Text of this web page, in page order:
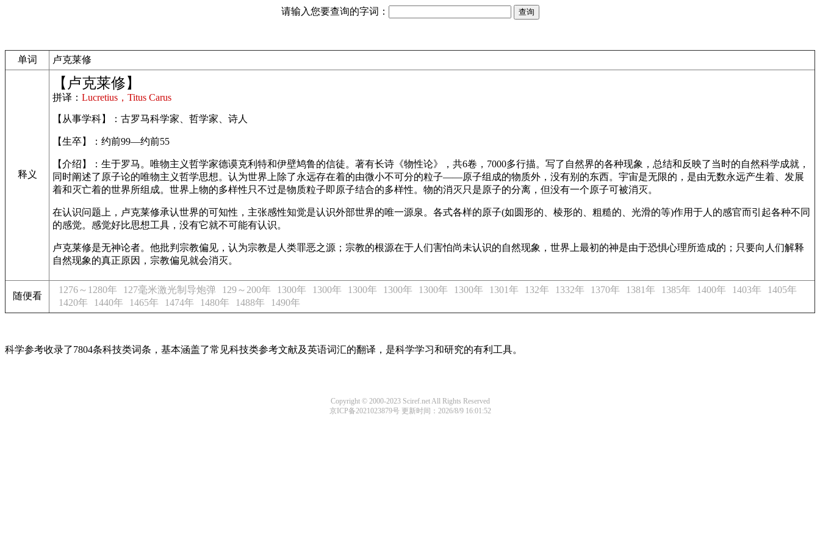
请输入您要查询的字词：
单词 卢克莱修
释义
【卢克莱修】
拼译： Lucretius，Titus Carus
【从事学科】：古罗马科学家、哲学家、诗人
【生卒】：约前99—约前55
【介绍】：生于罗马。唯物主义哲学家德谟克利特和伊壁鸠鲁的信徒。著有长诗《物性论》，共6卷，7000多行描。写了自然界的各种现象，总结和反映了当时的自然科学成就，
同时阐述了原子论的唯物主义哲学思想。认为世界上除了永远存在着的由微小不可分的粒子——原子组成的物质外，没有别的东西。宇宙是无限的，是由无数永远产生着、发展
着和灭亡着的世界所组成。世界上物的多样性只不过是物质粒子即原子结合的多样性。物的消灭只是原子的分离，但没有一个原子可被消灭。
在认识问题上，卢克莱修承认世界的可知性，主张感性知觉是认识外部世界的唯一源泉。各式各样的原子(如圆形的、棱形的、粗糙的、光滑的等)作用于人的感官而引起各种不同
的感觉。感觉好比思想工具，没有它就不可能有认识。
卢克莱修是无神论者。他批判宗教偏见，认为宗教是人类罪恶之源；宗教的根源在于人们害怕尚未认识的自然现象，世界上最初的神是由于恐惧心理所造成的；只要向人们解释
自然现象的真正原因，宗教偏见就会消灭。
随便看
1276～1280年 127毫米激光制导炮弹 129～200年 1300年 1300年 1300年 1300年 1300年 1300年 1301年 132年 1332年 1370年 1381年 1385年 1400年 1403年
1405年
1420年
1440年 1465年 1474年 1480年 1488年 1490年
科学参考收录了7804条科技类词条，基本涵盖了常见科技类参考文献及英语词汇的翻译，是科学学习和研究的有利工具。
Copyright © 2000-2023 Sciref.net All Rights Reserved
京ICP备2021023879号更新时间：2026/8/9 16:01:52